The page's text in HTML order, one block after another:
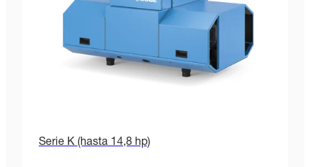
Serie K (hasta 14,8 hp)